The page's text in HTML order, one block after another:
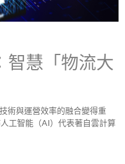
智慧「物流大
術與運營效率的融合變得重
工智能（AI）代表著自雲計算